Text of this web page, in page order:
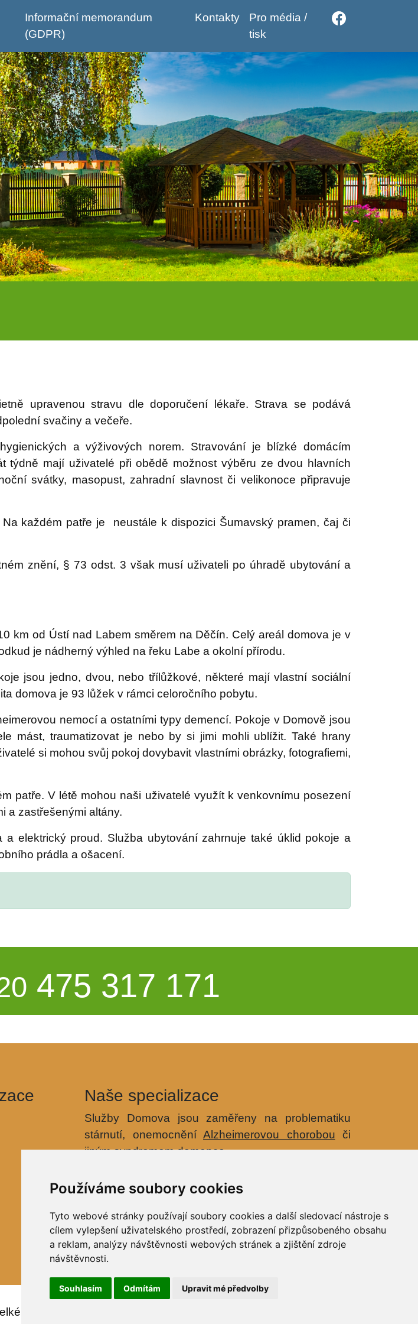
Používáme soubory cookies
Tyto webové stránky používají soubory cookies a další sledovací nástroje s
cílem vylepšení uživatelského prostředí, zobrazení přizpůsobeného obsahu
a reklam, analýzy návštěvnosti webových stránek a zjištění zdroje
návštěvnosti.
Souhlasím Odmítám Upravit mé předvolby
Informační memorandum
(GDPR)
Kontakty
Pro média /
tisk
upravenou stravu dle doporučení lékaře. Strava se podává
svačiny a večeře.
a výživových norem. Stravování je blízké domácím
týdně mají uživatelé při obědě možnost výběru ze dvou hlavních
svátky, masopust, zahradní slavnost či velikonoce připravuje
každém patře je neustále k dispozici Šumavský pramen, čaj či
znění, § 73 odst. 3 však musí uživateli po úhradě ubytování a
km od Ústí nad Labem směrem na Děčín. Celý areál domova je v
je nádherný výhled na řeku Labe a okolní přírodu.
jsou jedno, dvou, nebo třílůžkové, některé mají vlastní sociální
domova je 93 lůžek v rámci celoročního pobytu.
nemocí a ostatními typy demencí. Pokoje v Domově jsou
mást, traumatizovat je nebo by si jimi mohli ublížit. Také hrany
si mohou svůj pokoj dovybavit vlastními obrázky, fotografiemi,
patře. V létě mohou naši uživatelé využít k venkovnímu posezení
a zastřešenými altány.
elektrický proud. Služba ubytování zahrnuje také úklid pokoje a
prádla a ošacení.
475 317 171
Naše specializace
Služby Domova jsou zaměřeny na problematiku
stárnutí, onemocnění Alzheimerovou chorobou či
jiným syndromem demence.
Ochrana osobních údajů (GDPR)
Prohlášení o přístupnosti
Privátní zóna
Březno, příspěvková organizace